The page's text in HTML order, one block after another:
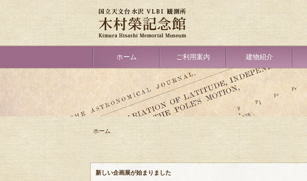
link
ホーム ご利用案内 建物紹介
パ
く
ず
ホーム
新しい企画展が始まりました